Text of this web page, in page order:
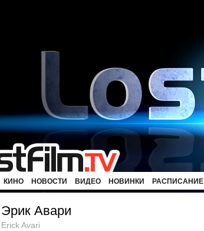
КИНО НОВОСТИ ВИДЕО НОВИНКИ РАСПИСАНИЕ
Эрик Авари
Erick Avari